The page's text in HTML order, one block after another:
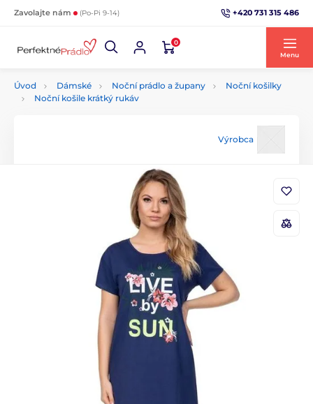
Zavolajte nám (Po-Pi 9-14) +420 731 315 486
0
Menu
Úvod Dámské Noční prádlo a župany
Noční košilky
Noční košile krátký rukáv
Výrobca